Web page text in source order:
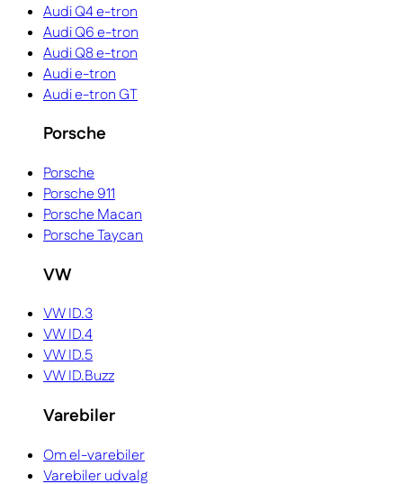
Audi Q4 e-tron
Audi Q6 e-tron
Audi Q8 e-tron
Audi e-tron
Audi e-tron GT
Porsche
Porsche
Porsche 911
Porsche Macan
Porsche Taycan
VW
VW ID.3
VW ID.4
VW ID.5
VW ID.Buzz
Varebiler
Om el-varebiler
Varebiler udvalg